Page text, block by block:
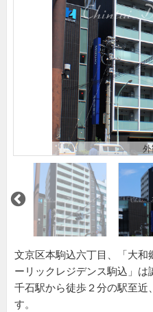
外
文京区本駒込六丁目、「大和
ーリックレジデンス駒込」は
千石駅から徒歩２分の駅至
す。